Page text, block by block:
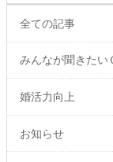
全ての記事
みんなが聞きたい
婚活力向上
お知らせ